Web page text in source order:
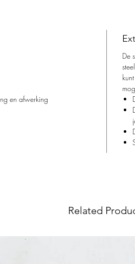
en afwerking
De
Related